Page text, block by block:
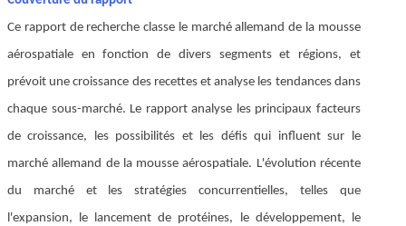
Ce rapport de recherche classe le marché allemand de la mousse
aérospatiale en fonction de divers segments et régions, et
prévoit une croissance des recettes et analyse les tendances dans
chaque sous-marché. Le rapport analyse les principaux facteurs
de croissance, les possibilités et les défis qui influent sur le
marché allemand de la mousse aérospatiale. L'évolution récente
du marché et les stratégies concurrentielles, telles que
l'expansion, le lancement de protéines, le développement, le